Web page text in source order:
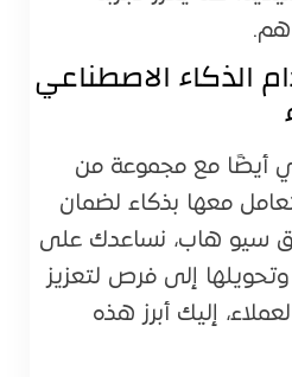
الذكاء الاصطناعي
أيضًا مع مجموعة من
معها بذكاء لضمان
سيو هاب، نساعدك على
إلى فرص لتعزيز
إليك أبرز هذه